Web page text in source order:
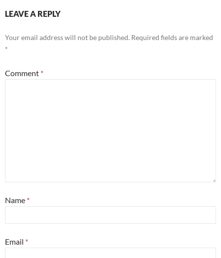
LEAVE A REPLY
Your email address will not be published. Required fields are marked
*
Comment *
Name *
Email *